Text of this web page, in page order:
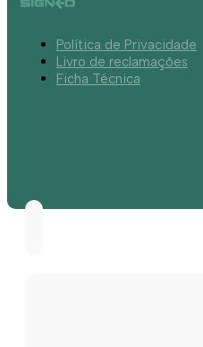
Política de Privacidade
Livro de reclamações
Ficha Técnica